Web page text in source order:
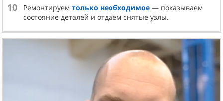
10 Ремонтируемтолько необходимое — показываем
состояние деталей и отдаём снятые узлы.